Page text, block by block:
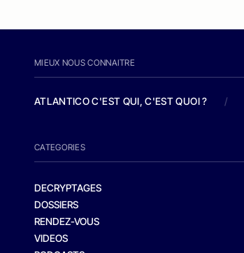
MIEUX NOUS CONNAITRE
ATLANTICO C'EST QUI, C'EST QUOI ? /
CATEGORIES
DECRYPTAGES
DOSSIERS
RENDEZ-VOUS
VIDEOS